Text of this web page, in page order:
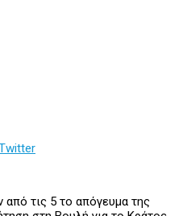
τις 5 το απόγευμα της